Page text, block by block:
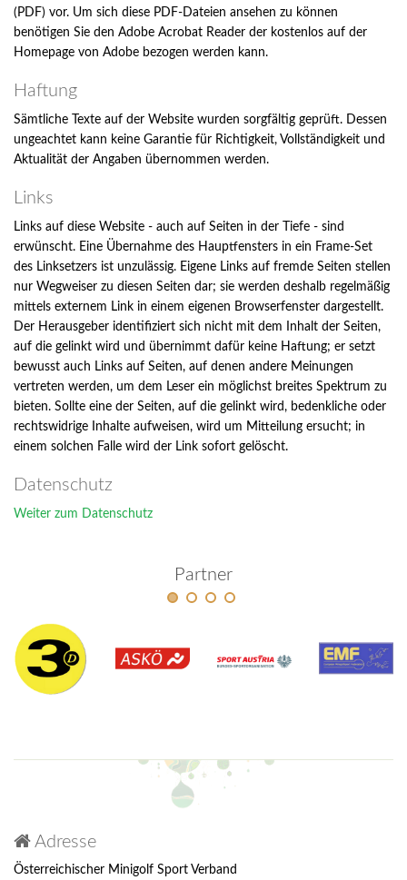
(PDF) vor. Um sich diese PDF-Dateien ansehen zu können
benötigen Sie den Adobe Acrobat Reader der kostenlos auf der
Homepage von Adobe bezogen werden kann.
Haftung
Sämtliche Texte auf der Website wurden sorgfältig geprüft. Dessen
ungeachtet kann keine Garantie für Richtigkeit, Vollständigkeit und
Aktualität der Angaben übernommen werden.
Links
Links auf diese Website - auch auf Seiten in der Tiefe - sind
erwünscht. Eine Übernahme des Hauptfensters in ein Frame-Set
des Linksetzers ist unzulässig. Eigene Links auf fremde Seiten stellen
nur Wegweiser zu diesen Seiten dar; sie werden deshalb regelmäßig
mittels externem Link in einem eigenen Browserfenster dargestellt.
Der Herausgeber identifiziert sich nicht mit dem Inhalt der Seiten,
auf die gelinkt wird und übernimmt dafür keine Haftung; er setzt
bewusst auch Links auf Seiten, auf denen andere Meinungen
vertreten werden, um dem Leser ein möglichst breites Spektrum zu
bieten. Sollte eine der Seiten, auf die gelinkt wird, bedenkliche oder
rechtswidrige Inhalte aufweisen, wird um Mitteilung ersucht; in
einem solchen Falle wird der Link sofort gelöscht.
Datenschutz
Weiter zum Datenschutz
Partner
Adresse
Österreichischer Minigolf Sport Verband